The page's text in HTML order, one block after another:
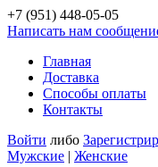
+7 (951) 448-05-05
Написать нам
Главная
Доставка
Способы оплаты
Контакты
Войти либо
Мужские | Женские